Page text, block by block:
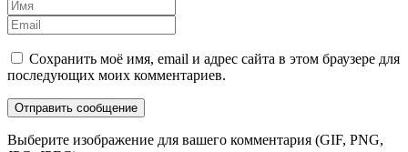
Сохранить моё имя, email и адрес сайта в этом браузере для
последующих моих комментариев.
Выберите изображение для вашего комментария (GIF, PNG,